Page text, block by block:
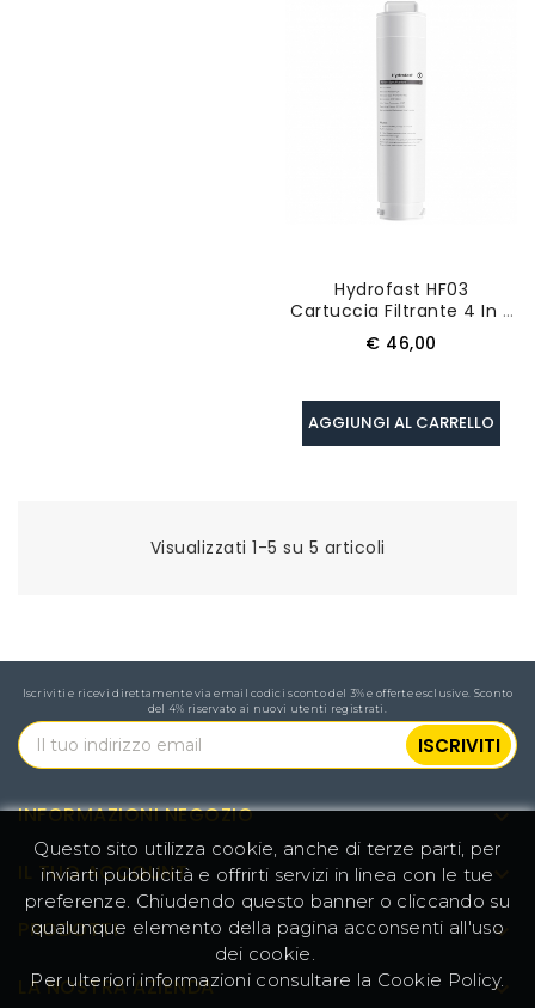
Hydrofast HF03
Cartuccia Filtrante 4 In 1,
Per Hydrofast W100
Prezzo
€ 46,00
AGGIUNGI AL CARRELLO
Visualizzati 1-5 su 5 articoli
IL TUO ACCOUNT 
PRODOTTI 
LA NOSTRA AZIENDA 
INFORMAZIONI NEGOZIO 
Iscriviti e ricevi direttamente via email codici sconto del 3% e offerte esclusive. Sconto
del 4% riservato ai nuovi utenti registrati.
Questo sito utilizza cookie, anche di terze parti, per
inviarti pubblicità e offrirti servizi in linea con le tue
preferenze. Chiudendo questo banner o cliccando su
qualunque elemento della pagina acconsenti all'uso
dei cookie.
Per ulteriori informazioni consultare la Cookie Policy.